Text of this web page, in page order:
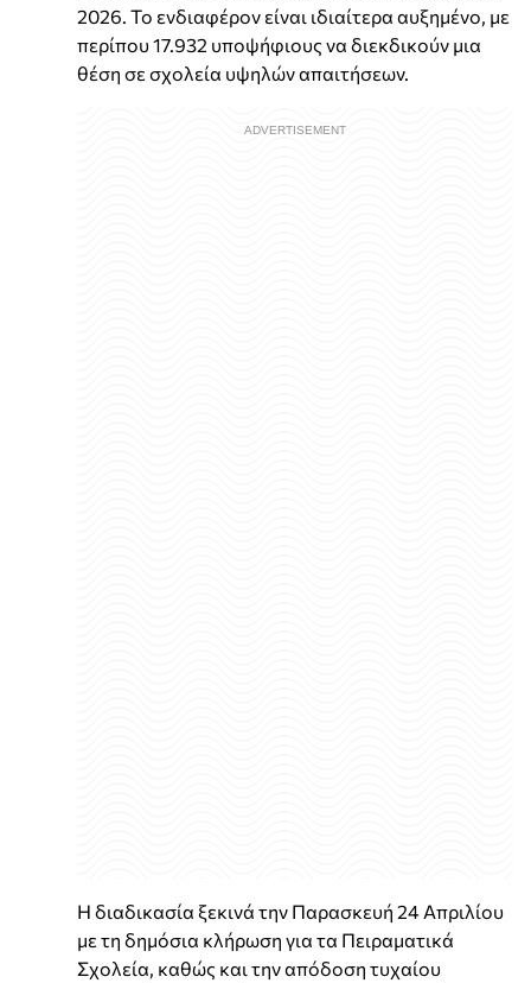
2026. Το ενδιαφέρον είναι ιδιαίτερα αυξημένο, με
περίπου 17.932 υποψήφιους να διεκδικούν μια
θέση σε σχολεία υψηλών απαιτήσεων.
Η διαδικασία ξεκινά την Παρασκευή 24 Απριλίου
με τη δημόσια κλήρωση για τα Πειραματικά
Σχολεία, καθώς και την απόδοση τυχαίου